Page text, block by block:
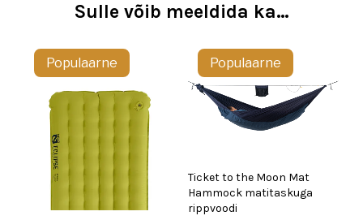
Sulle võib meeldida ka…
Populaarne Populaarne
Ticket to the Moon Mat
Hammock matitaskuga
rippvoodi